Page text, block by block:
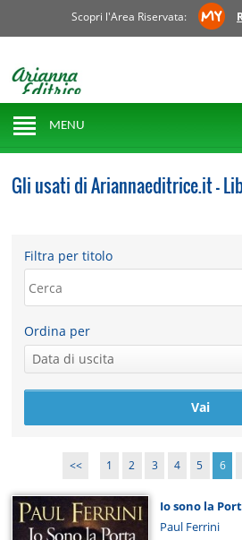
Scopri l'Area Riservata:
MENU
Gli usati di Ariannaeditrice.it -
Filtra per titolo
Ordina per
<< 1 2 3 4 5 6
Io sono la
Paul Ferrini